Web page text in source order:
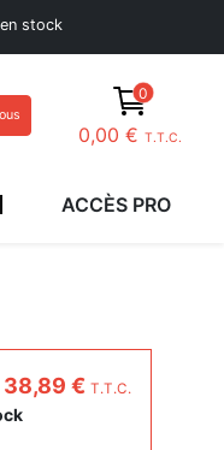
stock
0
0,00 € T.T.C.
ACCÈS PRO
38,89 € T.T.C.